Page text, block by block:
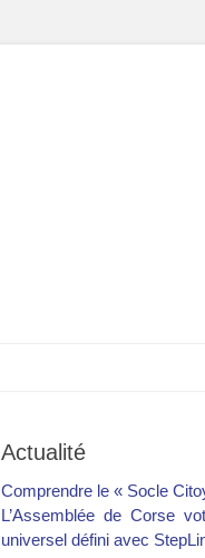
Actualité
Comprendre le « Socle
L’Assemblée de Corse
universel défini avec